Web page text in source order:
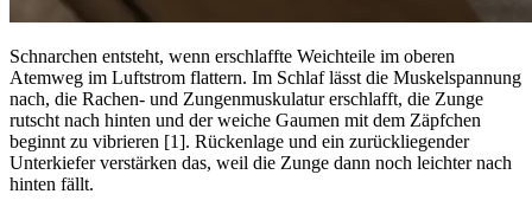
Schnarchen entsteht, wenn erschlaffte Weichteile im oberen
Atemweg im Luftstrom flattern. Im Schlaf lässt die Muskelspannung
nach, die Rachen- und Zungenmuskulatur erschlafft, die Zunge
rutscht nach hinten und der weiche Gaumen mit dem Zäpfchen
beginnt zu vibrieren [1]. Rückenlage und ein zurückliegender
Unterkiefer verstärken das, weil die Zunge dann noch leichter nach
hinten fällt.